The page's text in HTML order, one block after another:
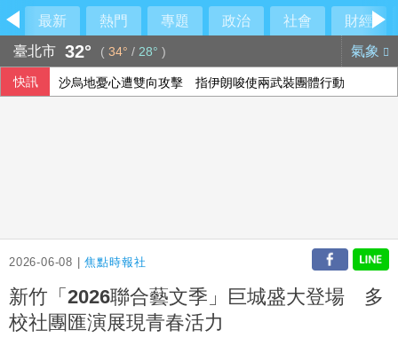
最新 熱門 專題 政治 社會
財經
臺北市 32° ( 34° / 28° ) 氣象
快訊 沙烏地憂心遭雙向攻擊 指伊朗唆使兩武裝團體行動
2026-06-08 |焦點時報社
新竹「2026聯合藝文季」巨城盛大登場 多
校社團匯演展現青春活力